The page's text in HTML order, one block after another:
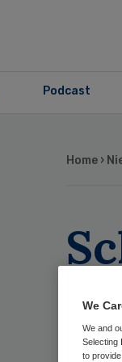
Podcast
Home ›
We
We and
Selecting
to